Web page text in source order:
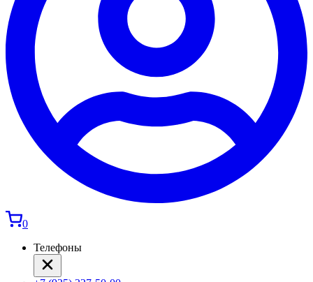
0
Телефоны